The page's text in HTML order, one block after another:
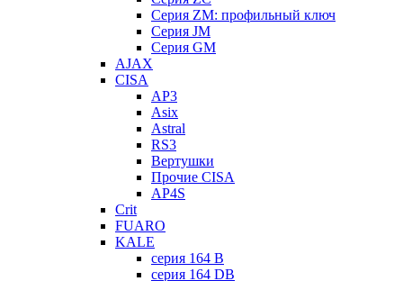
Серия ZM: профильный ключ
Серия JM
Серия GM
AJAX
CISA
AP3
Asix
Astral
RS3
Вертушки
Прочие CISA
AP4S
Crit
FUARO
KALE
серия 164 B
серия 164 DB